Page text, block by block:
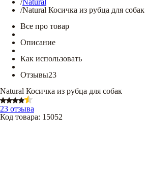
/Natural
/Natural Косичка из рубца для собак
Все про товар
Описание
Как использовать
Отзывы23
Natural Косичка из рубца для собак
23 отзыва
Код товара: 15052